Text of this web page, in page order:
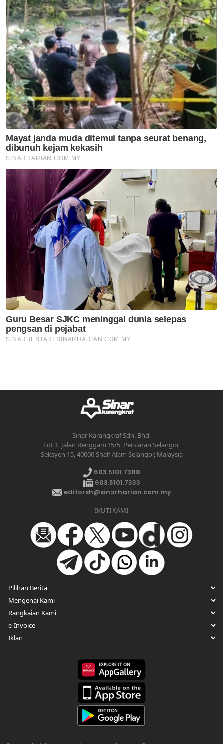
Sinar Karangkraf Sdn. Bhd.
Lot 1, Jalan Renggam 15/5, Persiaran Selangor,
Seksyen 15, 40000 Shah Alam Selangor, Malaysia
603.5101.7388
603.5101.7333
editorsh@sinarharian.com.my
IKUTI KAMI